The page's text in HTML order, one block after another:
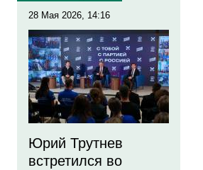
28 Мая 2026, 14:16
Юрий Трутнев
встретился во